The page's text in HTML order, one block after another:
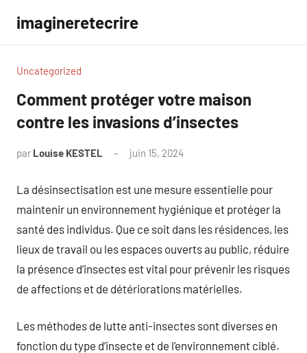
contenu
imagineretecrire
Uncategorized
Comment protéger votre maison
contre les invasions d’insectes
par Louise KESTEL juin 15, 2024
La désinsectisation est une mesure essentielle pour
maintenir un environnement hygiénique et protéger la
santé des individus. Que ce soit dans les résidences, les
lieux de travail ou les espaces ouverts au public, réduire
la présence d’insectes est vital pour prévenir les risques
de affections et de détériorations matérielles.
Les méthodes de lutte anti-insectes sont diverses en
fonction du type d’insecte et de l’environnement ciblé.